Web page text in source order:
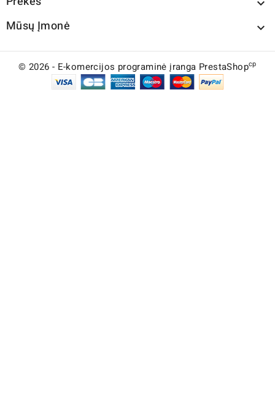

Mūsų Įmonė 
© 2026 - E-komercijos programinė įranga PrestaShopcp